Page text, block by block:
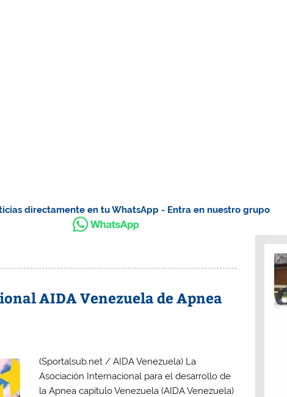
directamente en tu WhatsApp - Entra en nuestro grupo
AIDA Venezuela de Apnea
(Sportalsub.net / AIDA Venezuela) La
Asociación Internacional para el desarrollo de
la Apnea capítulo Venezuela (AIDA Venezuela)